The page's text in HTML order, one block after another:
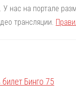
У нас на портале
трансляции.